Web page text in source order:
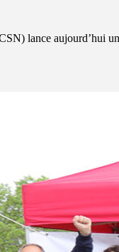
lance aujourd’hui